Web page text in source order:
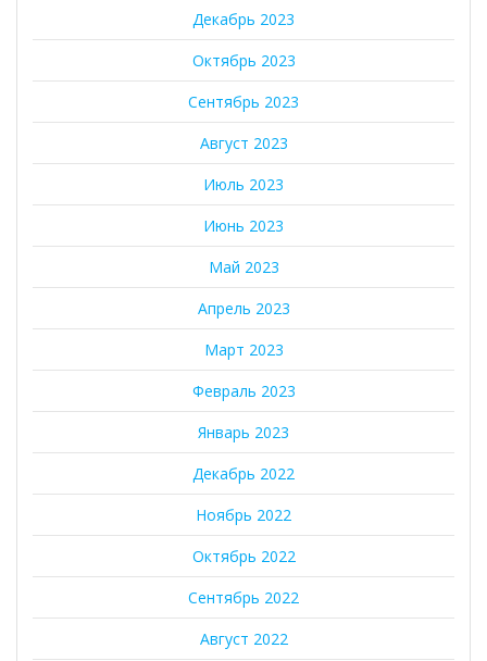
Декабрь 2023
Октябрь 2023
Сентябрь 2023
Август 2023
Июль 2023
Июнь 2023
Май 2023
Апрель 2023
Март 2023
Февраль 2023
Январь 2023
Декабрь 2022
Ноябрь 2022
Октябрь 2022
Сентябрь 2022
Август 2022